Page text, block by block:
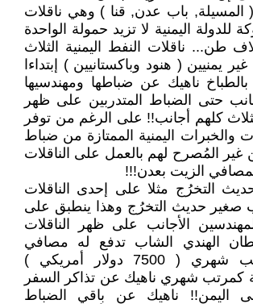
باب عدن, قنا ) وهي ناقلات
اليمنية لا تزيد حمولة الواحدة
طن... ناقلات النفط اليمنية الثلاث
يمنيين ( هنود وباكستانيين ) إبتداءا
بالطباخ ناهيك عن ضباطها ومهندسيها
حتى الضباط المتدربين على ظهر
الثلاث كلهم أجانب!! على الرغم من توفر
والخبرات اليمنية الممتازة من ضباط
غير المُصرح لهم بالعمل على الناقلات
لمصافي الزيت بعدن!!!
التخرُج مثلا على إحدى الناقلات
صغير حديث التخرُج وهذا ينطبق على
الأجانب على ظهر الناقلات
الهندي الشاب تدفع له مصافي
الزيت بعدن راتب شهري ( 7500 دولار أمريكي )
كمرتب شهري ناهيك عن تذاكر السفر
اليمن!! ناهيك عن باقي الضباط